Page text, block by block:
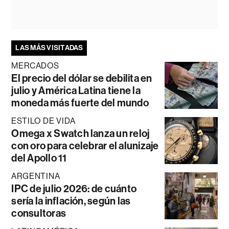
LAS MÁS VISITADAS
MERCADOS
El precio del dólar se debilita en
julio y América Latina tiene la
moneda más fuerte del mundo
ESTILO DE VIDA
Omega x Swatch lanza un reloj
con oro para celebrar el alunizaje
del Apollo 11
ARGENTINA
IPC de julio 2026: de cuánto
sería la inflación, según las
consultoras